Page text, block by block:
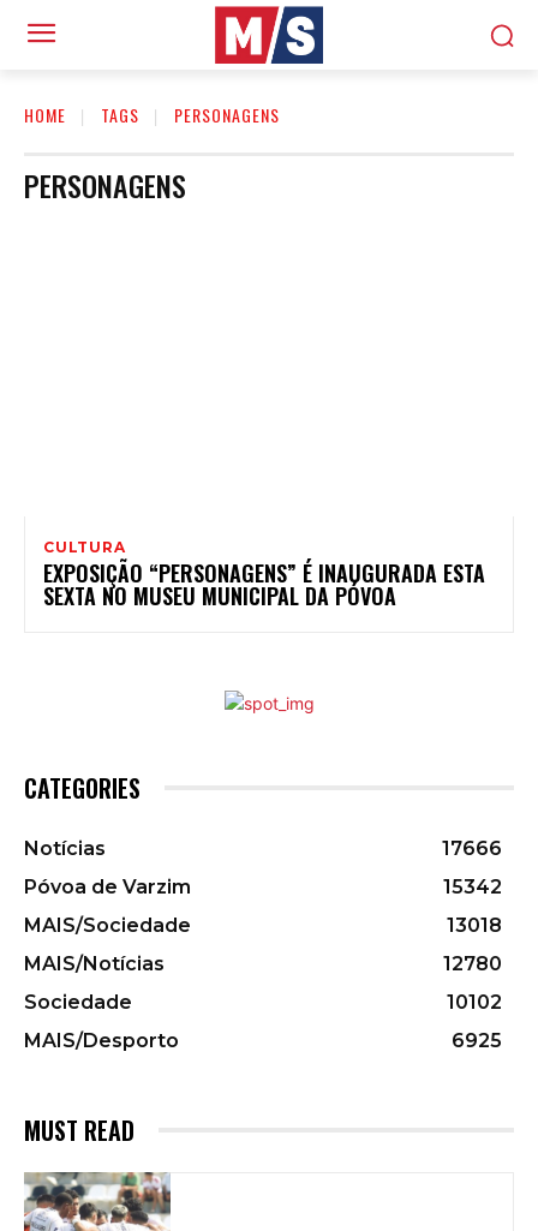
HOME TAGS PERSONAGENS
PERSONAGENS
CULTURA
EXPOSIÇÃO “PERSONAGENS” É INAUGURADA ESTA
SEXTA NO MUSEU MUNICIPAL DA PÓVOA
CATEGORIES
Notícias
17666
Póvoa de Varzim
15342
MAIS/Sociedade
13018
MAIS/Notícias
12780
Sociedade
10102
MAIS/Desporto
6925
MUST READ